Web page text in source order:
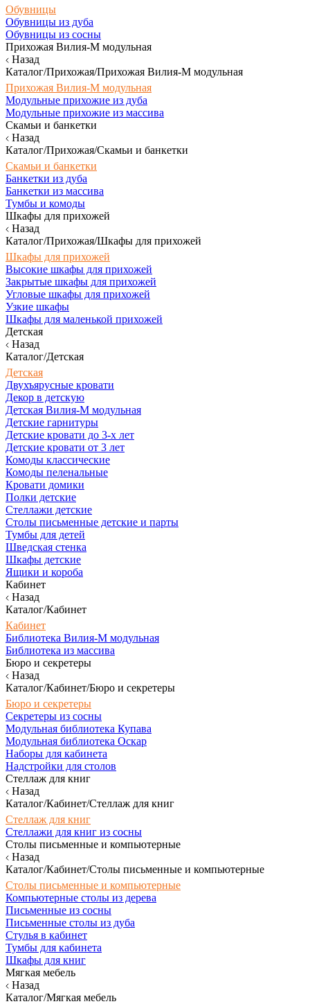
Обувницы
Обувницы из дуба
Обувницы из сосны
Прихожая Вилия-М модульная
Назад
Каталог/Прихожая/Прихожая Вилия-М модульная
Прихожая Вилия-М модульная
Модульные прихожие из дуба
Модульные прихожие из массива
Скамьи и банкетки
Назад
Каталог/Прихожая/Скамьи и банкетки
Скамьи и банкетки
Банкетки из дуба
Банкетки из массива
Тумбы и комоды
Шкафы для прихожей
Назад
Каталог/Прихожая/Шкафы для прихожей
Шкафы для прихожей
Высокие шкафы для прихожей
Закрытые шкафы для прихожей
Угловые шкафы для прихожей
Узкие шкафы
Шкафы для маленькой прихожей
Детская
Назад
Каталог/Детская
Детская
Двухъярусные кровати
Декор в детскую
Детская Вилия-М модульная
Детские гарнитуры
Детские кровати до 3-х лет
Детские кровати от 3 лет
Комоды классические
Комоды пеленальные
Кровати домики
Полки детские
Стеллажи детские
Столы письменные детские и парты
Тумбы для детей
Шведская стенка
Шкафы детские
Ящики и короба
Кабинет
Назад
Каталог/Кабинет
Кабинет
Библиотека Вилия-М модульная
Библиотека из массива
Бюро и секретеры
Назад
Каталог/Кабинет/Бюро и секретеры
Бюро и секретеры
Секретеры из сосны
Модульная библиотека Купава
Модульная библиотека Оскар
Наборы для кабинета
Надстройки для столов
Стеллаж для книг
Назад
Каталог/Кабинет/Стеллаж для книг
Стеллаж для книг
Стеллажи для книг из сосны
Столы письменные и компьютерные
Назад
Каталог/Кабинет/Столы письменные и компьютерные
Столы письменные и компьютерные
Компьютерные столы из дерева
Письменные из сосны
Письменные столы из дуба
Стулья в кабинет
Тумбы для кабинета
Шкафы для книг
Мягкая мебель
Назад
Каталог/Мягкая мебель